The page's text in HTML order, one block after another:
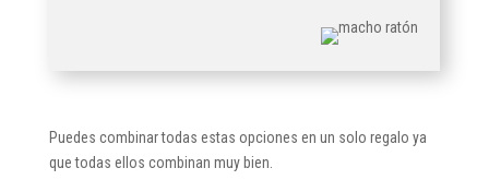
Puedes combinar todas estas opciones en un solo regalo ya
que todas ellos combinan muy bien.